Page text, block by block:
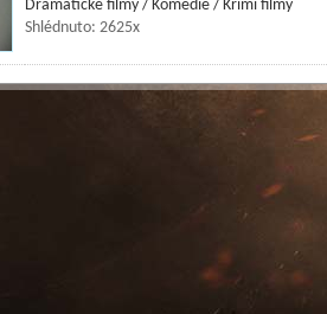
Dramatické filmy / Komedie / Krimi filmy
Shlédnuto: 2625x